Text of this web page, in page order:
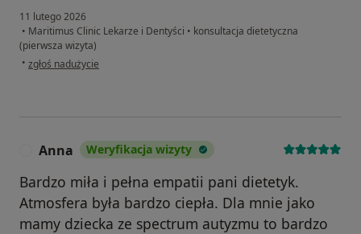
11 lutego 2026
• Maritimus Clinic Lekarze i Dentyści • konsultacja dietetyczna
(pierwsza wizyta)
• w opinii użytkownika Dominika
zgłoś nadużycie
Anna Weryfikacja wizyty
Bardzo miła i pełna empatii pani dietetyk.
Atmosfera była bardzo ciepła. Dla mnie jako
mamy dziecka ze spectrum autyzmu to bardzo